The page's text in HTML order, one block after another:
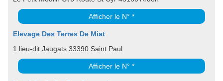
Afficher le N° *
Elevage Des Terres De Miat
1 lieu-dit Jaugats 33390 Saint Paul
Afficher le N° *